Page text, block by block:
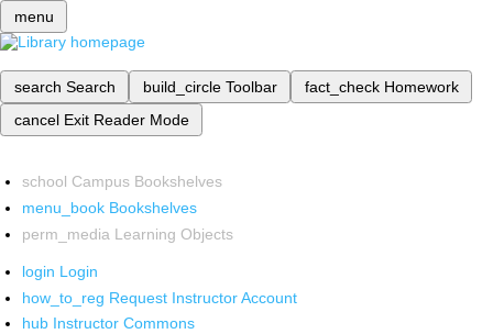
menu
search Search build_circle Toolbar fact_check Homework
cancel Exit Reader Mode
school Campus Bookshelves
menu_book Bookshelves
perm_media Learning Objects
login Login
how_to_reg Request Instructor Account
hub Instructor Commons